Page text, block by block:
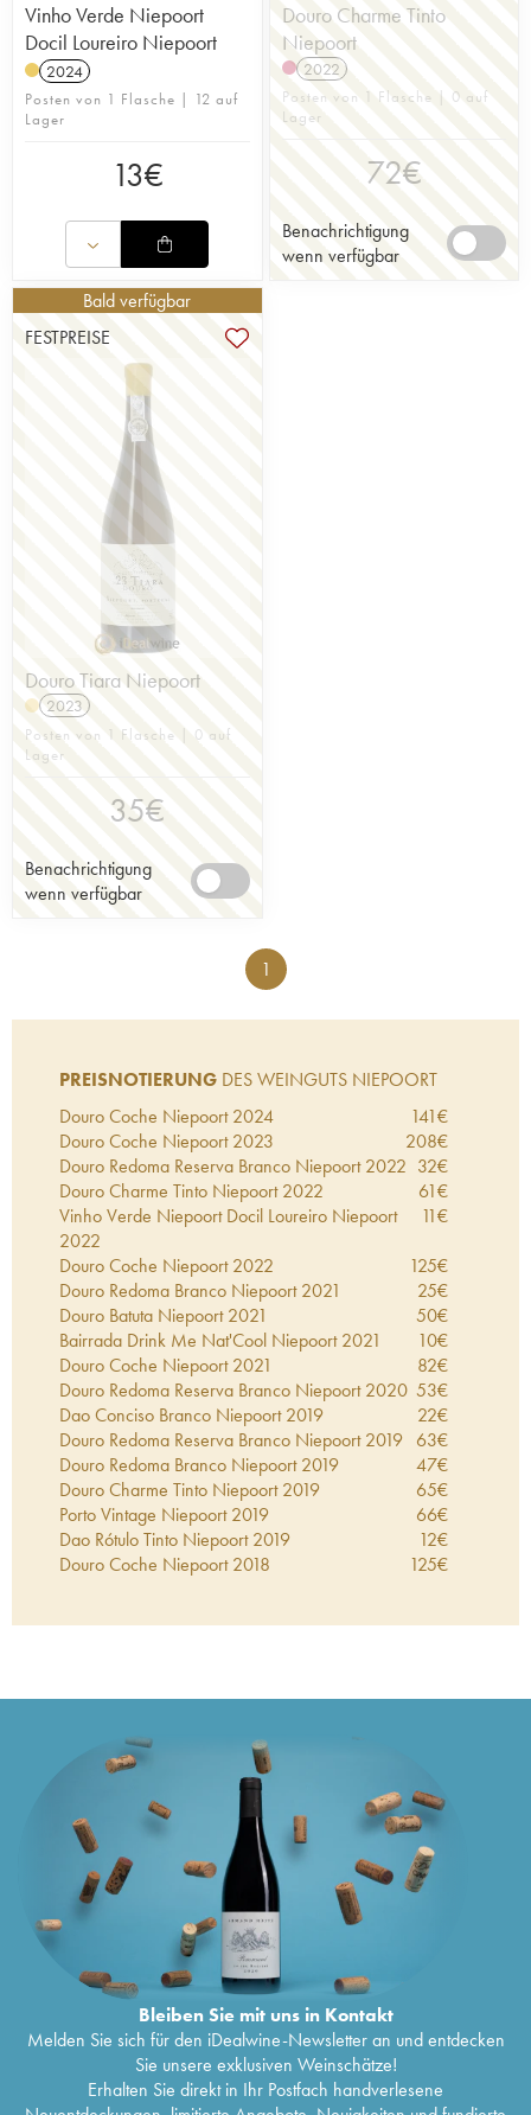
Vinho Verde Niepoort
Docil Loureiro Niepoort
2024
Posten von 1 Flasche | 12 auf
Lager
13€
Douro Charme Tinto
Niepoort
2022
Posten von 1 Flasche | 0 auf
Lager
72€
Benachrichtigung
wenn verfügbar
Bald verfügbar
FESTPREISE
Douro Tiara Niepoort
2023
Posten von 1 Flasche | 0 auf
Lager
35€
Benachrichtigung
wenn verfügbar
1
PREISNOTIERUNG DES WEINGUTS NIEPOORT
Douro Coche Niepoort 2024 141€
Douro Coche Niepoort 2023 208€
Douro Redoma Reserva Branco Niepoort 2022 32€
Douro Charme Tinto Niepoort 2022 61€
Vinho Verde Niepoort Docil Loureiro Niepoort
2022
11€
Douro Coche Niepoort 2022 125€
Douro Redoma Branco Niepoort 2021 25€
Douro Batuta Niepoort 2021 50€
Bairrada Drink Me Nat'Cool Niepoort 2021 10€
Douro Coche Niepoort 2021 82€
Douro Redoma Reserva Branco Niepoort 2020 53€
Dao Conciso Branco Niepoort 2019 22€
Douro Redoma Reserva Branco Niepoort 2019 63€
Douro Redoma Branco Niepoort 2019 47€
Douro Charme Tinto Niepoort 2019 65€
Porto Vintage Niepoort 2019 66€
Dao Rótulo Tinto Niepoort 2019 12€
Douro Coche Niepoort 2018 125€
Douro Redoma Tinto Niepoort
Douro Batuta Niepoort
2015
Douro Charme Tinto Niepoort
46
Dao Conciso Tinto Niepoort
2013 20€
Douro Redoma Tinto Niepoort
2013 32
Douro Turris Niepoort 2012 106
Douro Charme Tinto Niepoort
46
Douro Charme Tinto Niepoort
Porto Vintage Niepoort
2011
Porto Bioma Vinha Vielha Niepoort
Douro Charme Tinto Niepoort2010
Porto Vintage Niepoort2009
Douro Batuta Niepoort2008 63€
Porto Vintage Niepoort 2007
Douro Redoma Tinto Niepoort2007 45€
Bleiben Sie mit uns in Kontakt
Melden Sie sich für den iDealwine-Newsletter an und entdecken
Sie unsere exklusiven Weinschätze!
Erhalten Sie direkt in Ihr Postfach handverlesene